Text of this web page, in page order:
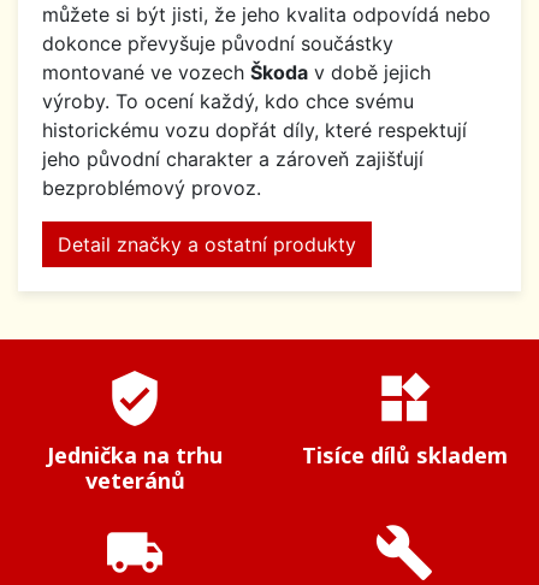
můžete si být jisti, že jeho kvalita odpovídá nebo
dokonce převyšuje původní součástky
montované ve vozech Škoda v době jejich
výroby. To ocení každý, kdo chce svému
historickému vozu dopřát díly, které respektují
jeho původní charakter a zároveň zajišťují
bezproblémový provoz.
Detail značky a ostatní produkty
verified_user
Jednička na trhu
veteránů
widgets
Tisíce dílů skladem
local_shipping build